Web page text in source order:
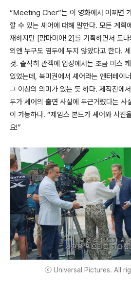
“Meeting Cher”는 이 영화에서 어쩌면
할 수 있는 셰어에 대해 말한다. 모든 계획
재하지만 [맘마미아! 2]를 기획하면서 도
외엔 누구도 염두에 두지 않았다고 한다.
것. 솔직히 관객에 입장에서는 조금 미스
있었는데, 북미권에서 셰어라는 엔터테이
그 이상의 의미가 있는 듯 하다. 제작진에
두가 셰어의 출연 사실에 두근거렸다는 사
이 가능하다. “제임스 본드가 셰어와 사진
요!”
ⓒ Universal Pictures. All